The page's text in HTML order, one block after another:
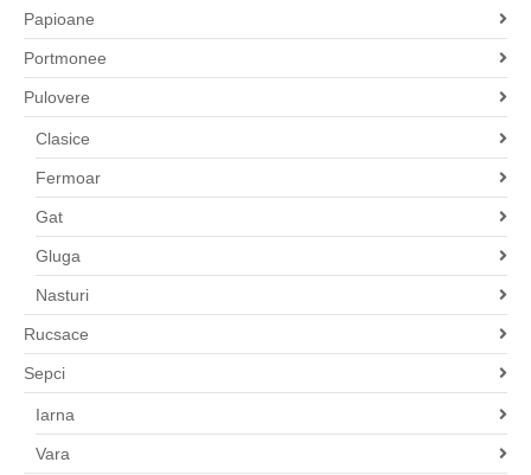
Papioane
Portmonee
Pulovere
Clasice
Fermoar
Gat
Gluga
Nasturi
Rucsace
Sepci
Iarna
Vara